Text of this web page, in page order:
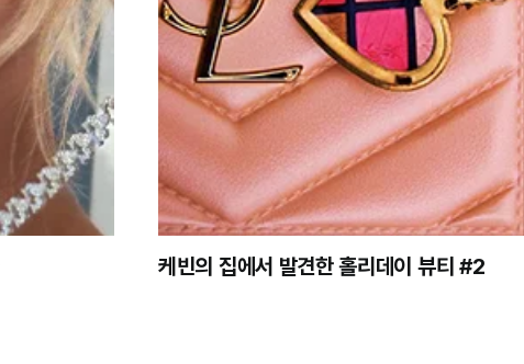
케빈의 집에서 발견한 홀리데이 뷰티 #2